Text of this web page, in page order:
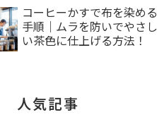
コーヒーかすで布を染める
手順｜ムラを防いでやさし
い茶色に仕上げる方法！
人気記事